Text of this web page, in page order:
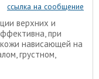
ссылка на сообщение
верхних и
при
нависающей на
грустном,